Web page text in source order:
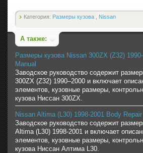
Категория: Размеры кузова Nissan
А также:
Размеры кузова Nissan 300ZX (Z32)
Manual
Заводское руководство содержит
300ZX (Z32) 1990–2000 и включает
элементов, кузовные размеры,
кузова Ниссан 300ZX.
Nissan Altima (L30) 1998-2001 Body Repair
Заводское руководство содержит
Altima (L30) 1998-2001 и включает
элементов, кузовные размеры,
кузова Ниссан Алтима L30.